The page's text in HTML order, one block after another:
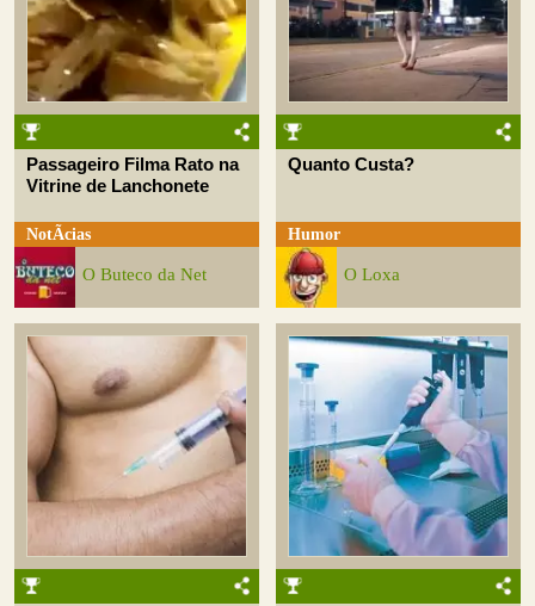
Passageiro Filma Rato na
Vitrine de Lanchonete
NotÃ­cias
O Buteco da Net
Quanto Custa?
Humor
O Loxa